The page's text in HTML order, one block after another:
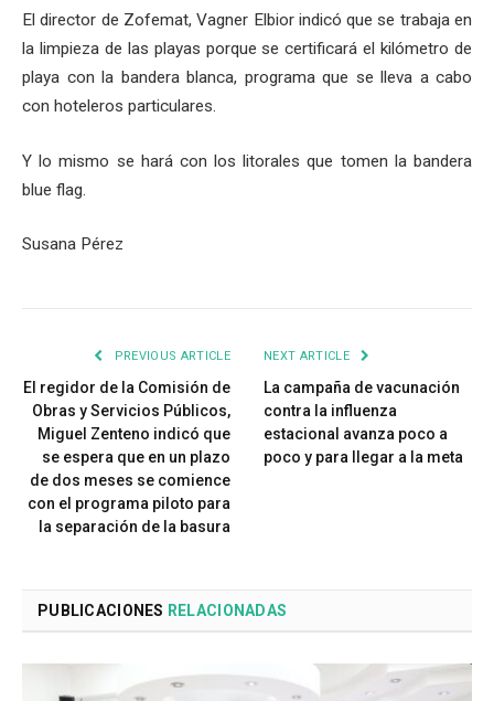
El director de Zofemat, Vagner Elbior indicó que se trabaja en
la limpieza de las playas porque se certificará el kilómetro de
playa con la bandera blanca, programa que se lleva a cabo
con hoteleros particulares.
Y lo mismo se hará con los litorales que tomen la bandera
blue flag.
Susana Pérez
PREVIOUS ARTICLE
El regidor de la Comisión de
Obras y Servicios Públicos,
Miguel Zenteno indicó que
se espera que en un plazo
de dos meses se comience
con el programa piloto para
la separación de la basura
NEXT ARTICLE
La campaña de vacunación
contra la influenza
estacional avanza poco a
poco y para llegar a la meta
PUBLICACIONES RELACIONADAS